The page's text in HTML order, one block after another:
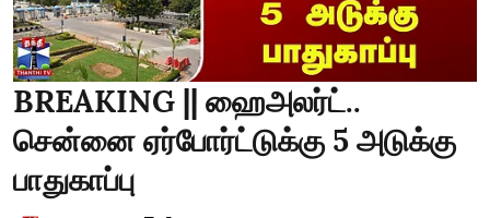
BREAKING || ஹைஅலர்ட்..
சென்னை ஏர்போர்ட்டுக்கு 5 அடுக்கு
பாதுகாப்பு